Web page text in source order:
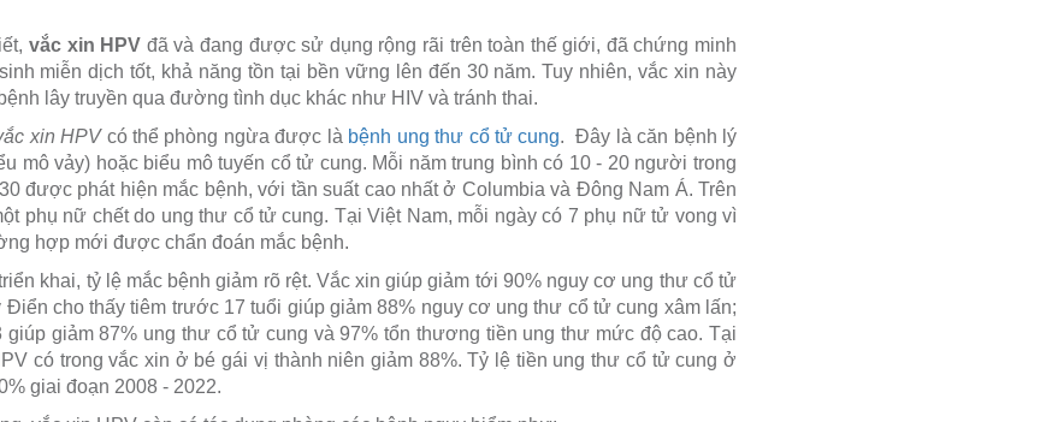
vắc xin HPV đã và đang được sử dụng rộng rãi trên toàn thế giới, đã chứng minh
miễn dịch tốt, khả năng tồn tại bền vững lên đến 30 năm. Tuy nhiên, vắc xin này
lây truyền qua đường tình dục khác như HIV và tránh thai.
xin HPVcó thể phòng ngừa được là bệnh ung thư cổ tử cung. Đây là căn bệnh lý
mô vảy) hoặc biểu mô tuyến cổ tử cung. Mỗi năm trung bình có 10 - 20 người trong
được phát hiện mắc bệnh, với tần suất cao nhất ở Columbia và Đông Nam Á. Trên
phụ nữ chết do ung thư cổ tử cung. Tại Việt Nam, mỗi ngày có 7 phụ nữ tử vong vì
hợp mới được chẩn đoán mắc bệnh.
khai, tỷ lệ mắc bệnh giảm rõ rệt. Vắc xin giúp giảm tới 90% nguy cơ ung thư cổ tử
cho thấy tiêm trước 17 tuổi giúp giảm 88% nguy cơ ung thư cổ tử cung xâm lấn;
giúp giảm 87% ung thư cổ tử cung và 97% tổn thương tiền ung thư mức độ cao. Tại
có trong vắc xin ở bé gái vị thành niên giảm 88%. Tỷ lệ tiền ung thư cổ tử cung ở
giai đoạn 2008 - 2022.